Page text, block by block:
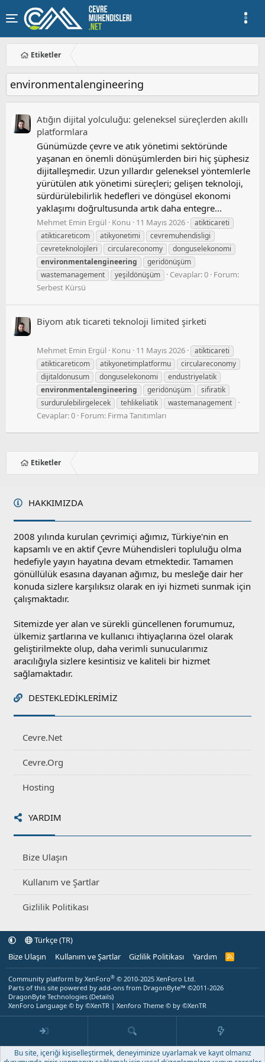
Etiketler
environmentalengineering
Atığın dijital yolculuğu: geleneksel süreçlerden akıllı
platformlara
Günümüzde çevre ve atık yönetimi sektöründe
yaşanan en önemli dönüşümlerden biri hiç şüphesiz
dijitalleşmedir. Uzun yıllardır geleneksel yöntemlerle
yürütülen atık yönetimi süreçleri; gelişen teknoloji,
sürdürülebilirlik hedefleri ve döngüsel ekonomi
yaklaşımı doğrultusunda artık daha entegre...
Mehmet Emin Ergül Konu 11 Mayıs 2026
atikticareti
atikticareticom
atikyonetimi
cevremuhendisligi
cevreteknolojileri
circulareconomy
donguselekonomi
environmentalengineering
geridönüşüm
wastemanagement
yeşildönüşüm Cevaplar: 0 Forum:
Serbest Kürsü
Biyom atık ticareti teknoloji limited şirketi
Mehmet Emin Ergül Konu 11 Mayıs 2026
atikticareti
atikticareticom
atikyonetimplatformu
circulareconomy
dijitaldonusum
donguselekonomi
endustriyelatik
environmentalengineering
geridönüşüm
sifiratik
surdurulebilirgelecek
tehlikeliatik wastemanagement
Cevaplar: 0 Forum: Firma Tanıtımları
Etiketler
HAKKIMIZDA
2008 yılında kurulan çevrimiçi ağımız, Türkiye'nin en
kapsamlı ve en aktif Çevre Mühendisleri topluluğu olma
hedefiyle yayın hayatına devam etmektedir. Tamamen
gönüllülük esasına dayanan ağımız, bu mesleğe dair her
konuda sizlere karşılıksız olarak en iyi hizmeti sunmak için
çalışmaktadır.
Sitemizde yer alan ve sürekli güncellenen forumumuz,
ülkemiz şartlarına ve kullanıcı ihtiyaçlarına özel olarak
geliştirilmekte olup, daha verimli sunucularımız
aracılığıyla sizlere kesintisiz ve kaliteli bir hizmet
sağlamaktadır.
DESTEKLEDIKLERIMIZ
Cevre.Net
Cevre.Org
Hosting
YARDIM
Bize Ulaşın
Kullanım ve Şartlar
Gizlilik Politikası
Türkçe (TR)
Bize Ulaşın
Kullanım ve Şartlar Gizlilik Politikası Yardım
R
Community platform by XenForo® © 2010-2025 XenForo Ltd.
Parts of this site powered by add-ons from DragonByte™ ©2011-2026
DragonByte Technologies (Details)
XenForo Language © by ©XenTR | Xenforo Theme © by ©XenTR
Bu site, içeriği kişiselleştirmek, deneyiminize uyarlamak ve kayıt olmanız